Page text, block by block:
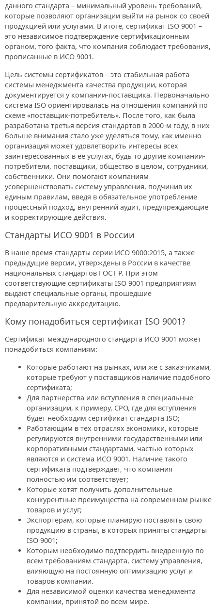
данного стандарта – минимальный уровень требований,
которые позволяют организации выйти на рынок со своей
продукцией или услугами. В итоге, сертификат ISO 9001 –
это независимое подтверждение сертификационным
органом, того факта, что компания соблюдает требования,
прописанные в ИСО 9001.
Цель системы сертификатов – это стабильная работа
системы менеджмента качества продукции, которая
документируется у компании-поставщика. Первоначально
система ISO ориентировалась на отношения компаний по
схеме «поставщик-потребитель». После того, как была
разработана третья версия стандартов в 2000-м году, в них
больше внимания стало уже уделяться тому, как именно
организация может удовлетворить интересы всех
заинтересованных в ее услугах, будь то другие компании-
потребители, поставщики, общество в целом, сотрудники,
собственники. Они помогают компаниям
усовершенствовать систему управления, подчинив их
единым правилам, введя в обязательное употребление
процессный подход, внутренний аудит, предупреждающие
и корректирующие действия.
Стандарты ИСО 9001 в России
В наше время стандарты серии ИСО 9000:2015, а также
предыдущие версии, утверждены в России в качестве
национальных стандартов ГОСТ Р. При этом
соответствующие сертификаты ISO 9001 предприятиям
выдают специальные органы, прошедшие
предварительную аккредитацию.
Кому понадобиться сертификат ISO 9001?
Сертификат международного стандарта ИСО 9001 может
понадобиться компаниям:
Которые работают на рынках, или же с заказчиками,
которые требуют у поставщиков наличие подобного
сертификата;
Для партнерства или вступления в специальные
организации, к примеру, СРО, где для вступления
будет необходим сертификат стандарта ISO;
Работающим в тех отраслях экономики, которые
регулируются внутренними государственными или
корпоративными стандартами, частью которых
являются и система ИСО 9001. Наличие такого
сертификата подтверждает, что компания
полностью им соответствует;
Которые хотят получить дополнительные
конкурентные преимущества на современном рынке
товаров и услуг;
Экспортерам, которые планирую поставлять свою
продукцию в страны, в которых приняты стандарты
ISO 9001;
Которым необходимо подтвердить внедренную по
всем требованиям стандарта, систему управления,
влияющую на постоянную оптимизацию услуг и
товаров компании.
Для независимой оценки качества менеджмента
компании, принятой во всем мире.